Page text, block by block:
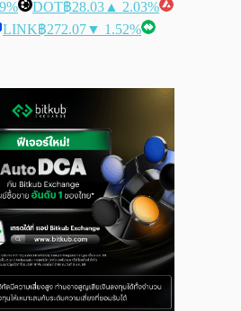
DOT฿28.03 ▲ 2.03%
LINK฿272.07▼ 1.52%